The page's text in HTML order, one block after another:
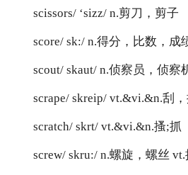
scissors/ ‘sizz/ n.剪刀，剪子
score/ sk:/ n.得分，比数，成
scout/ skaut/ n.侦察员，侦察
scrape/ skreip/ vt.&vi.&n.刮
scratch/ skrt/ vt.&vi.&n.搔;抓
screw/ skru:/ n.螺旋，螺丝 vt.